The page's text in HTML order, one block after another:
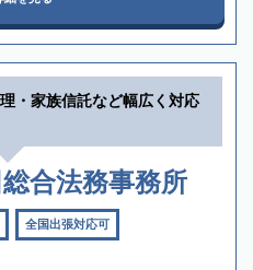
・家族信託など幅広く対応
合法務事務所
全国出張対応可